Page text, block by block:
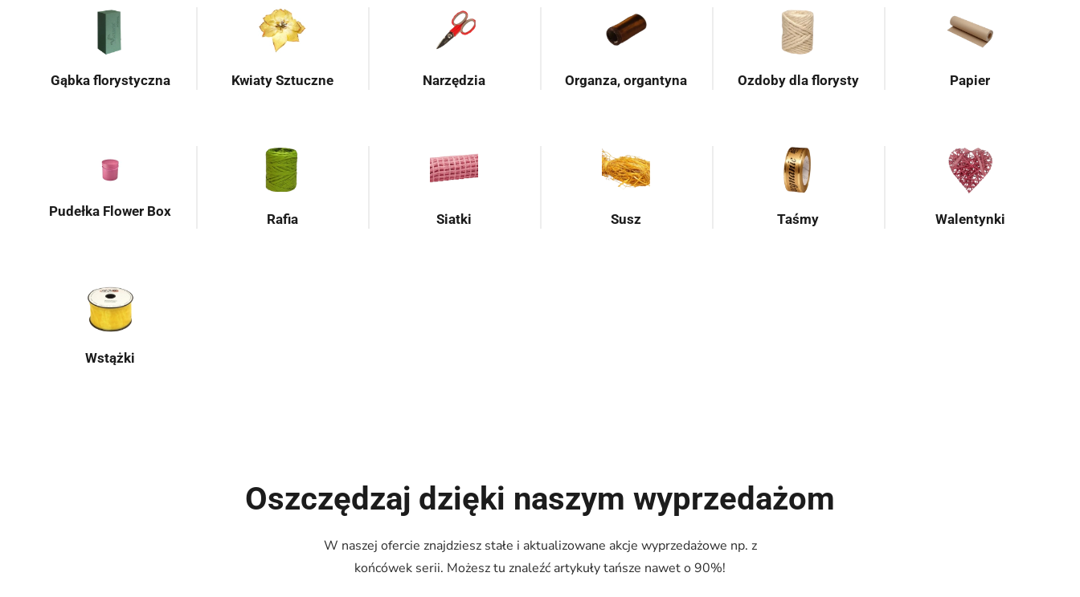
Gąbka florystyczna Kwiaty Sztuczne Narzędzia Organza, organtyna Ozdoby dla florysty Papier
Pudełka Flower Box Rafia Siatki Susz Taśmy Walentynki
Wstążki
Oszczędzaj dzięki naszym wyprzedażom
W naszej ofercie znajdziesz stałe i aktualizowane akcje wyprzedażowe np. z
końcówek serii. Możesz tu znaleźć artykuły tańsze nawet o 90%!